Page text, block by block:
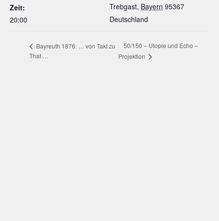
Zeit:
20:00
Trebgast, Bayern 95367
Deutschland
Bayreuth 1876: … von Takt zu
That …
50/150 – Utopie und Echo –
Projektion